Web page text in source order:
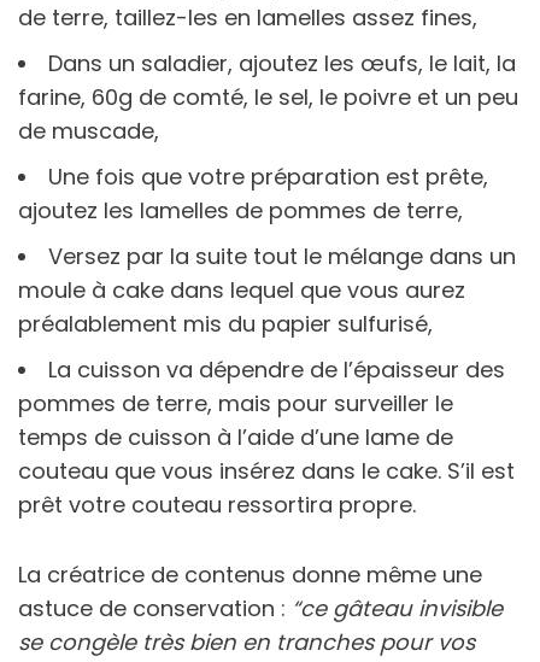
de terre, taillez-les en lamelles assez fines,
Dans un saladier, ajoutez les œufs, le lait, la
farine, 60g de comté, le sel, le poivre et un peu
de muscade,
Une fois que votre préparation est prête,
ajoutez les lamelles de pommes de terre,
Versez par la suite tout le mélange dans un
moule à cake dans lequel que vous aurez
préalablement mis du papier sulfurisé,
La cuisson va dépendre de l’épaisseur des
pommes de terre, mais pour surveiller le
temps de cuisson à l’aide d’une lame de
couteau que vous insérez dans le cake. S’il est
prêt votre couteau ressortira propre.
La créatrice de contenus donne même une
astuce de conservation : “ce gâteau invisible
se congèle très bien en tranches pour vos